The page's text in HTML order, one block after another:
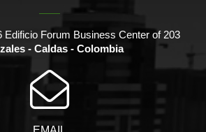
Edificio Forum Business Center of 203
- Caldas - Colombia